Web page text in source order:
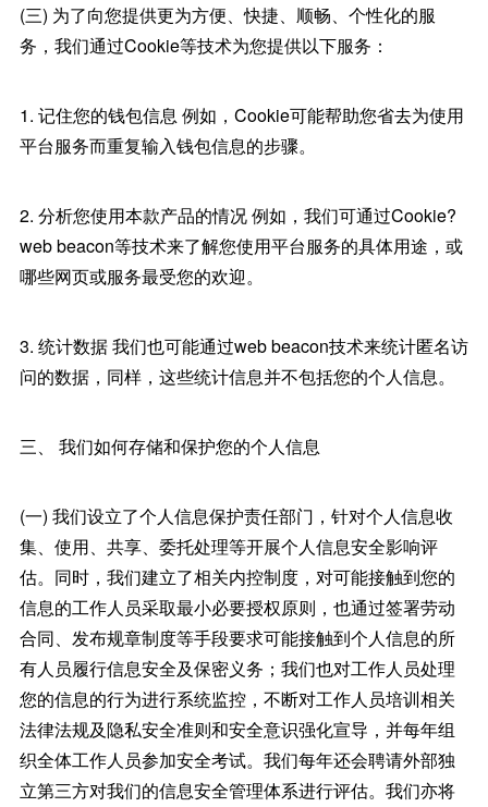
(三) 为了向您提供更为方便、快捷、顺畅、个性化的服
务，我们通过Cookie等技术为您提供以下服务：
1. 记住您的钱包信息 例如，Cookie可能帮助您省去为使用
平台服务而重复输入钱包信息的步骤。
2. 分析您使用本款产品的情况 例如，我们可通过Cookie?
web beacon等技术来了解您使用平台服务的具体用途，或
哪些网页或服务最受您的欢迎。
3. 统计数据 我们也可能通过web beacon技术来统计匿名访
问的数据，同样，这些统计信息并不包括您的个人信息。
三、 我们如何存储和保护您的个人信息
(一) 我们设立了个人信息保护责任部门，针对个人信息收
集、使用、共享、委托处理等开展个人信息安全影响评
估。同时，我们建立了相关内控制度，对可能接触到您的
信息的工作人员采取最小必要授权原则，也通过签署劳动
合同、发布规章制度等手段要求可能接触到个人信息的所
有人员履行信息安全及保密义务；我们也对工作人员处理
您的信息的行为进行系统监控，不断对工作人员培训相关
法律法规及隐私安全准则和安全意识强化宣导，并每年组
织全体工作人员参加安全考试。我们每年还会聘请外部独
立第三方对我们的信息安全管理体系进行评估。我们亦将